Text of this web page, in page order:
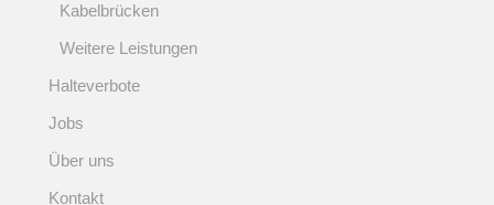
Kabelbrücken
Weitere Leistungen
Halteverbote
Jobs
Über uns
Kontakt